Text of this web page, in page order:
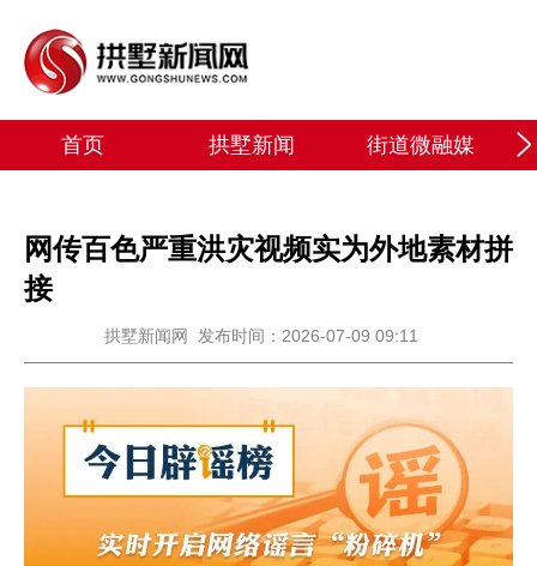
首页 拱墅新闻 街道微融媒
网传百色严重洪灾视频实为外地素材拼
接
拱墅新闻网 发布时间：2026-07-09 09:11